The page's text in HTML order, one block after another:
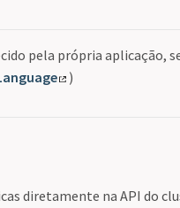
pela própria aplicação,
)
diretamente na API do